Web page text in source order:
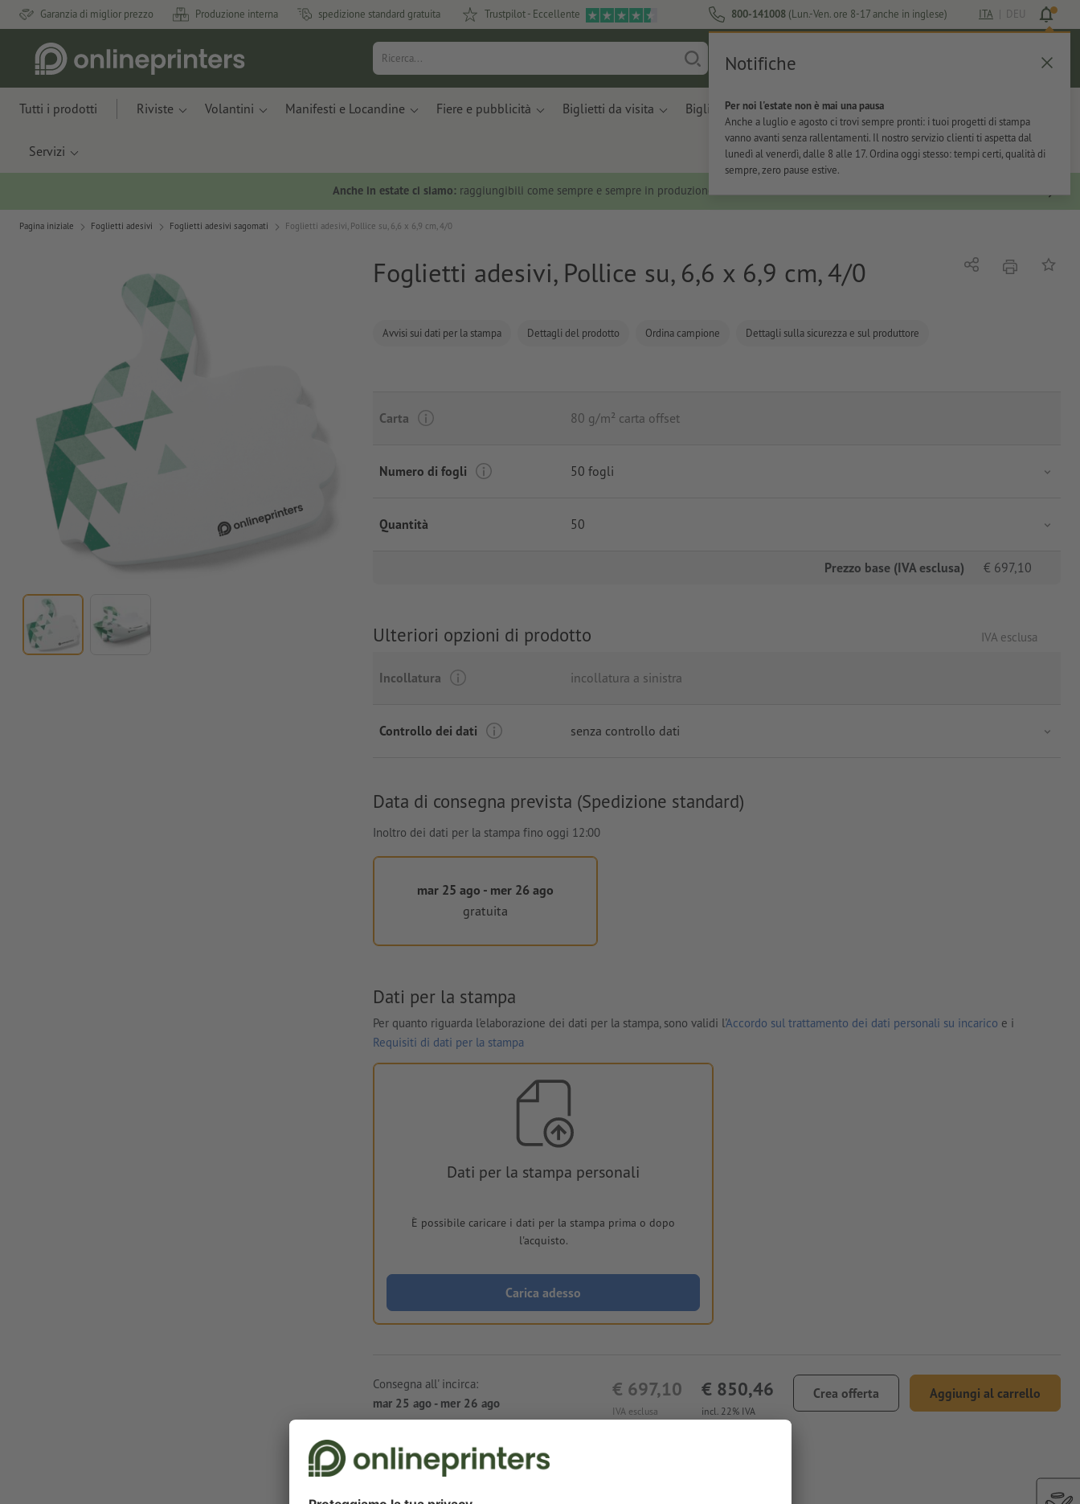
Garanzia di miglior prezzo Produzione interna spedizione standard gratuita Trustpilot - Eccellente 800-141008 (Lun.-Ven. ore 8-17 anche in inglese) ITA | DEU
Notifiche
Per noi l'estate non è mai una pausa
Anche a luglio e agosto ci trovi sempre pronti: i tuoi progetti di stampa
vanno avanti senza rallentamenti. Il nostro servizio clienti ti aspetta dal
lunedì al venerdì, dalle 8 alle 17. Ordina oggi stesso: tempi certi, qualità di
sempre, zero pause estive.
Carrello
Tutti i prodotti Riviste Volantini Manifesti e Locandine Fiere e pubblicità Biglietti da visita Biglietti Per l'ufficio Adesivi
Servizi
Anche in estate ci siamo: raggiungibili come sempre e sempre in produzione.
Pagina iniziale Foglietti adesivi Foglietti adesivi sagomati Foglietti adesivi, Pollice su, 6,6 x 6,9 cm, 4/0
Foglietti adesivi, Pollice su, 6,6 x 6,9 cm, 4/0
Avvisi sui dati per la stampa Dettagli del prodotto Ordina campione Dettagli sulla sicurezza e sul produttore
Condividistamparealla
Carta 80 g/m² carta offset
Numero di fogli 50 fogli
Quantità 50
Prezzo base (IVA esclusa) € 697,10
Ulteriori opzioni di prodotto IVA esclusa
Incollatura incollatura a sinistra
Controllo dei dati senza controllo dati
Data di consegna prevista (Spedizione standard)
Inoltro dei dati per la stampa fino oggi 12:00
mar 25 ago - mer 26 ago
gratuita
Dati per la stampa
Per quanto riguarda l'elaborazione dei dati per la stampa, sono validi l'Accordo sul trattamento dei dati personali su incarico e i
Requisiti di dati per la stampa
Dati per la stampa personali
È possibile caricare i dati per la stampa prima o dopo
l'acquisto.
Carica adesso
IVA esclusa
€ 697,10
incl. 22% IVA
€ 850,46 Crea offerta Aggiungi al carrello
Consegna all' incirca:
mar 25 ago - mer 26 ago